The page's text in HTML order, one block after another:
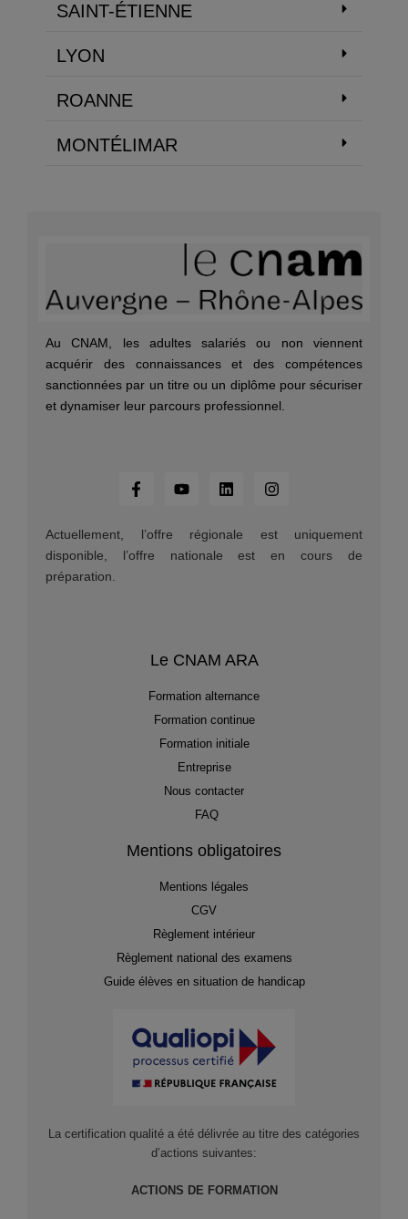
SAINT-ÉTIENNE
LYON
ROANNE
MONTÉLIMAR
Au CNAM, les adultes salariés ou non viennent
acquérir des connaissances et des compétences
sanctionnées par un titre ou un diplôme pour sécuriser
et dynamiser leur parcours professionnel.
Actuellement, l’offre régionale est uniquement
disponible, l’offre nationale est en cours de
préparation.
Le CNAM ARA
Formation alternance
Formation continue
Formation initiale
Entreprise
Nous contacter
FAQ
Mentions obligatoires
Mentions légales
CGV
Règlement intérieur
Règlement national des examens
Guide élèves en situation de handicap
La certification qualité a été délivrée au titre des catégories
d’actions suivantes:
ACTIONS DE FORMATION